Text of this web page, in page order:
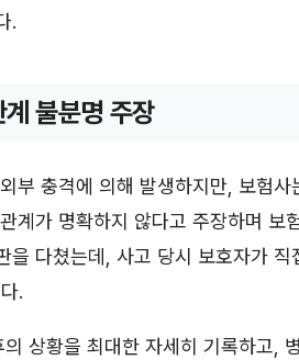
.
불분명 주장
부 충격에 의해 발생하지만, 보험
계가 명확하지 않다고 주장하며 보
을 다쳤는데, 사고 당시 보호자가
.
상황을 최대한 자세히 기록하고,